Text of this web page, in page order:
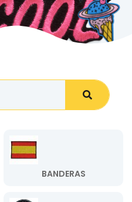
BANDERAS